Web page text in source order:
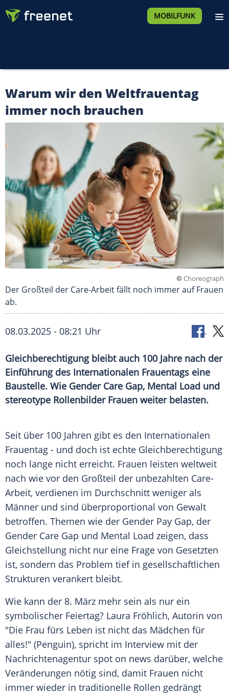
MOBILFUNK
Warum wir den Weltfrauentag
immer noch brauchen
©Choreograph
Der Großteil der Care-Arbeit fällt noch immer auf Frauen
ab.
08.03.2025 - 08:21 Uhr
Gleichberechtigung bleibt auch 100 Jahre nach der
Einführung des Internationalen Frauentags eine
Baustelle. Wie Gender Care Gap, Mental Load und
stereotype Rollenbilder Frauen weiter belasten.
Seit über 100 Jahren gibt es den Internationalen
Frauentag - und doch ist echte Gleichberechtigung
noch lange nicht erreicht. Frauen leisten weltweit
nach wie vor den Großteil der unbezahlten Care-
Arbeit, verdienen im Durchschnitt weniger als
Männer und sind überproportional von Gewalt
betroffen. Themen wie der Gender Pay Gap, der
Gender Care Gap und Mental Load zeigen, dass
Gleichstellung nicht nur eine Frage von Gesetzten
ist, sondern das Problem tief in gesellschaftlichen
Strukturen verankert bleibt.
Wie kann der 8. März mehr sein als nur ein
symbolischer Feiertag? Laura Fröhlich, Autorin von
"Die Frau fürs Leben ist nicht das Mädchen für
alles!" (Penguin), spricht im Interview mit der
Nachrichtenagentur spot on news darüber, welche
Veränderungen nötig sind, damit Frauen nicht
immer wieder in traditionelle Rollen gedrängt